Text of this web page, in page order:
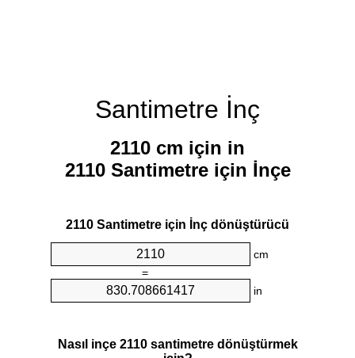
Santimetre İnç
2110 cm için in
2110 Santimetre için İnçe
2110 Santimetre için İnç dönüştürücü
cm
=
in
Nasıl inçe 2110 santimetre dönüştürmek